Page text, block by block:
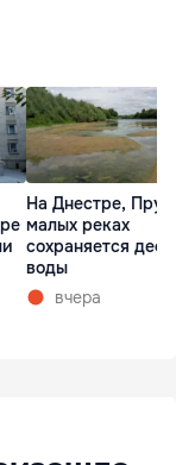
На Днестре,
малых реках
сохраняется
воды
вчера